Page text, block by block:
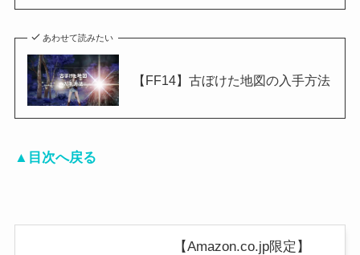
あわせて読みたい
【FF14】古ぼけた地図の入手方法
▲目次へ戻る
【Amazon.co.jp限定】